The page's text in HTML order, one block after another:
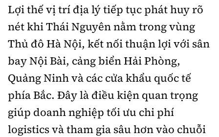
Lợi thế vị trí địa lý tiếp tục phát huy rõ
nét khi Thái Nguyên nằm trong vùng
Thủ đô Hà Nội, kết nối thuận lợi với sân
bay Nội Bài, cảng biển Hải Phòng,
Quảng Ninh và các cửa khẩu quốc tế
phía Bắc. Đây là điều kiện quan trọng
giúp doanh nghiệp tối ưu chi phí
logistics và tham gia sâu hơn vào chuỗi